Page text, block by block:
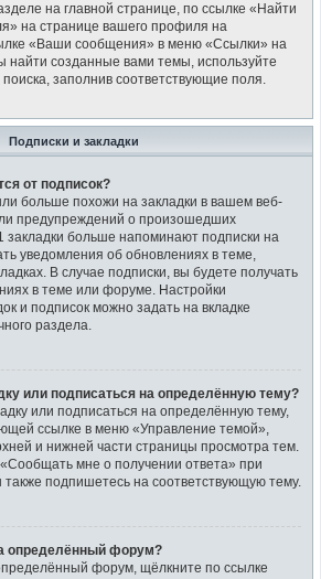
на главной странице, по ссылке «Найти
на странице вашего профиля на
«Ваши сообщения» в меню «Ссылки» на
найти созданные вами темы, используйте
заполнив соответствующие поля.
Подписки и закладки
от подписок?
больше похожи на закладки в вашем веб-
предупреждений о произошедших
закладки больше напоминают подписки на
уведомления об обновлениях в теме,
В случае подписки, вы будете получать
в теме или форуме. Настройки
и подписок можно задать на вкладке
раздела.
или подписаться на определённую тему?
или подписаться на определённую тему,
ссылке в меню «Управление темой»,
и нижней части страницы просмотра тем.
мне о получении ответа» при
подпишетесь на соответствующую тему.
определённый форум?
форум, щёлкните по ссылке